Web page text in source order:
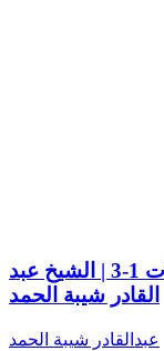
تفسير سورة التوبة (2) تابع تفسير الآيات 1-3 | الشيخ عبد
القادر شيبة الحمد
عبدالقادر شيبة الحمد